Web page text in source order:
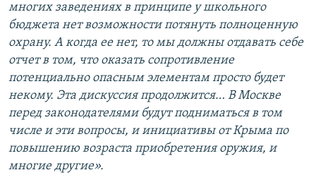
многих заведениях в принципе у школьного
бюджета нет возможности потянуть полноценную
охрану. А когда ее нет, то мы должны отдавать себе
отчет в том, что оказать сопротивление
потенциально опасным элементам просто будет
некому. Эта дискуссия продолжится… В Москве
перед законодателями будут подниматься в том
числе и эти вопросы, и инициативы от Крыма по
повышению возраста приобретения оружия, и
многие другие».